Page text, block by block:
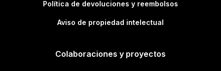
Política de devoluciones y reembolsos
Aviso de propiedad intelectual
Colaboraciones y proyectos